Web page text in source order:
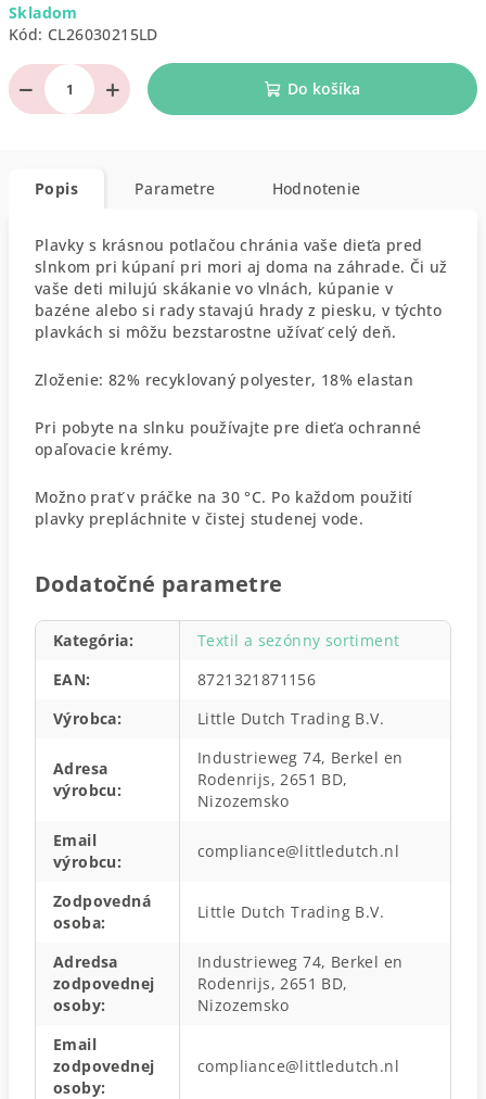
cena:
Skladom
Kód: CL26030215LD
+
− Do košíka
Popis Parametre Hodnotenie
Plavky s krásnou potlačou chránia vaše dieťa pred
slnkom pri kúpaní pri mori aj doma na záhrade. Či už
vaše deti milujú skákanie vo vlnách, kúpanie v
bazéne alebo si rady stavajú hrady z piesku, v týchto
plavkách si môžu bezstarostne užívať celý deň.
Zloženie: 82% recyklovaný polyester, 18% elastan
Pri pobyte na slnku používajte pre dieťa ochranné
opaľovacie krémy.
Možno prať v práčke na 30 °C. Po každom použití
plavky prepláchnite v čistej studenej vode.
Dodatočné parametre
Kategória:
Textil a sezónny sortiment
EAN:
8721321871156
Výrobca: Little Dutch Trading B.V.
Adresa
výrobcu:
Industrieweg 74, Berkel en
Rodenrijs, 2651 BD,
Nizozemsko
Email
výrobcu:
compliance@littledutch.nl
Zodpovedná
osoba:
Little Dutch Trading B.V.
Adredsa
zodpovednej
osoby:
Industrieweg 74, Berkel en
Rodenrijs, 2651 BD,
Nizozemsko
Email
zodpovednej
osoby:
compliance@littledutch.nl